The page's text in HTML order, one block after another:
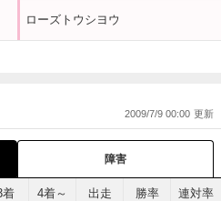
ローズトウシヨウ
2009/7/9 00:00
障害
着 4着～ 出走 勝率 連対率